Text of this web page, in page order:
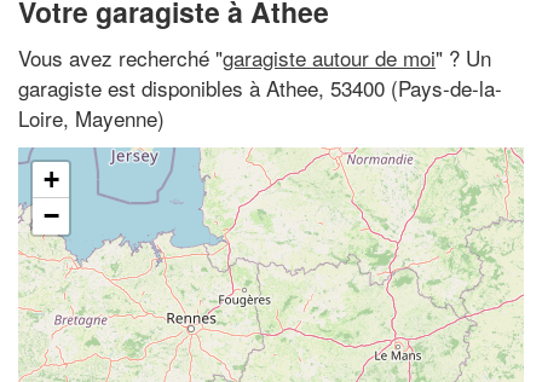
Votre garagiste à Athee
Vous avez recherché "garagiste autour de moi" ? Un
garagiste est disponibles à Athee, 53400 (Pays-de-la-
Loire, Mayenne)
+
−